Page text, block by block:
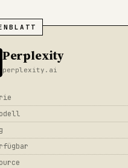
Perplexity
perplexity.ai